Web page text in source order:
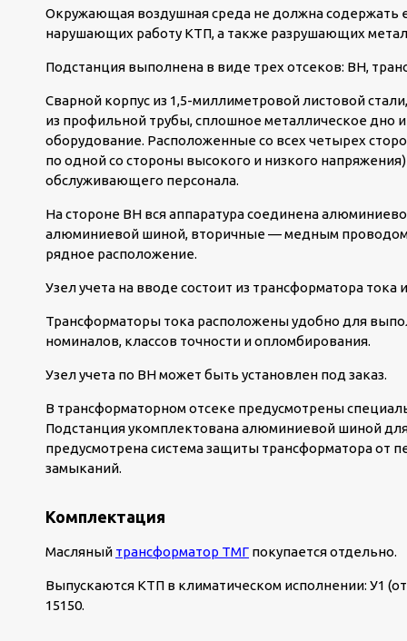
Окружающая воздушная среда не должна содержать
нарушающих работу КТП, а также разрушающих
Подстанция выполнена в виде трех отсеков: ВН,
Сварной корпус из 1,5-миллиметровой листовой
из профильной трубы, сплошное металлическое
оборудование. Расположенные со всех четырех
по одной со стороны высокого и низкого
обслуживающего персонала.
На стороне ВН вся аппаратура соединена
алюминиевой шиной, вторичные — медным
рядное расположение.
Узел учета на вводе состоит из трансформатора тока
Трансформаторы тока расположены удобно для
номиналов, классов точности и опломбирования.
Узел учета по ВН может быть установлен под заказ.
В трансформаторном отсеке предусмотрены
Подстанция укомплектована алюминиевой шиной
предусмотрена система защиты трансформатора от
замыканий.
Комплектация
Масляный трансформатор ТМГ покупается отдельно.
Выпускаются КТП в климатическом исполнении: У1 (от
15150.